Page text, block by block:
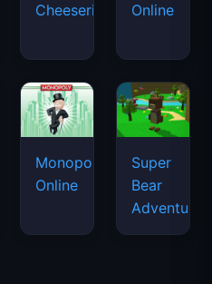
Cheeseria
Online
Monopoly
Online
Super
Bear
Adventure